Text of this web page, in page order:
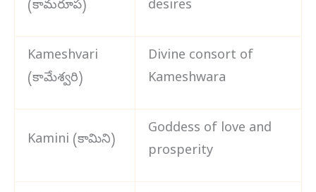
(కామరూప) desires
Kameshvari
(కామేశ్వరి)
Divine consort of
Kameshwara
Kamini (కామిని)
Goddess of love and
prosperity